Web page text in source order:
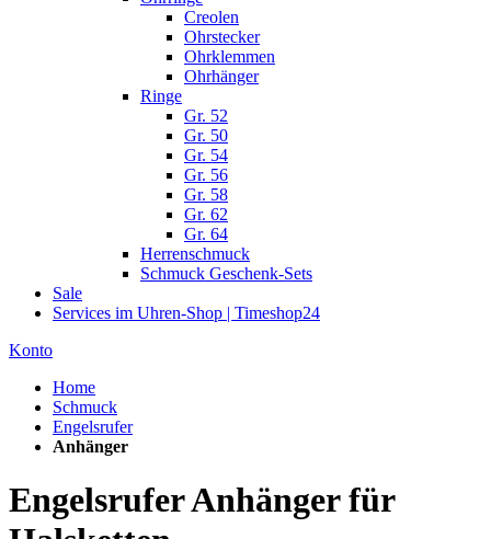
Creolen
Ohrstecker
Ohrklemmen
Ohrhänger
Ringe
Gr. 52
Gr. 50
Gr. 54
Gr. 56
Gr. 58
Gr. 62
Gr. 64
Herrenschmuck
Schmuck Geschenk-Sets
Sale
Services im Uhren-Shop | Timeshop24
Konto
Home
Schmuck
Engelsrufer
Anhänger
Engelsrufer Anhänger für